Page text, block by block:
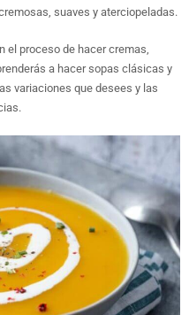
suaves y aterciopeladas.
el proceso de hacer cremas,
a hacer sopas clásicas y
variaciones que desees y las